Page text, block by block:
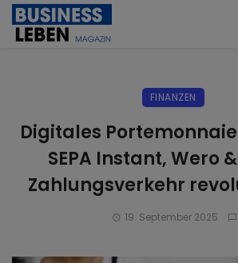
FINANZEN
Digitales
SEPA Instant, Wero
Zahlungsverkehr
19. September 2025